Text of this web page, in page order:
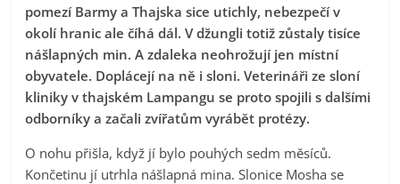
pomezí Barmy a Thajska sice utichly, nebezpečí v
okolí hranic ale číhá dál. V džungli totiž zůstaly tisíce
nášlapných min. A zdaleka neohrožují jen místní
obyvatele. Doplácejí na ně i sloni. Veterináři ze sloní
kliniky v thajském Lampangu se proto spojili s dalšími
odborníky a začali zvířatům vyrábět protézy.
O nohu přišla, když jí bylo pouhých sedm měsíců.
Končetinu jí utrhla nášlapná mina. Slonice Mosha se